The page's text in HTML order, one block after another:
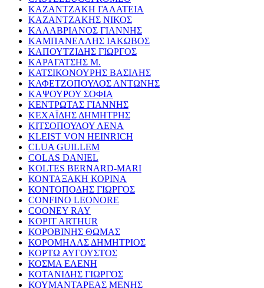
ΚΑΖΑΝΤΖΑΚΗ ΓΑΛΑΤΕΙΑ
ΚΑΖΑΝΤΖΑΚΗΣ ΝΙΚΟΣ
ΚΑΛΑΒΡΙΑΝΟΣ ΓΙΑΝΝΗΣ
ΚΑΜΠΑΝΕΛΛΗΣ ΙΑΚΩΒΟΣ
ΚΑΠΟΥΤΖΙΔΗΣ ΓΙΩΡΓΟΣ
ΚΑΡΑΓΑΤΣΗΣ Μ.
ΚΑΤΣΙΚΟΝΟΥΡΗΣ ΒΑΣΙΛΗΣ
ΚΑΦΕΤΖΟΠΟΥΛΟΣ ΑΝΤΩΝΗΣ
ΚΑΨΟΥΡΟΥ ΣΟΦΙΑ
ΚΕΝΤΡΩΤΑΣ ΓΙΑΝΝΗΣ
ΚΕΧΑΪΔΗΣ ΔΗΜΗΤΡΗΣ
ΚΙΤΣΟΠΟΥΛΟΥ ΛΕΝΑ
KLEIST VON HEINRICH
CLUA GUILLEM
COLAS DANIEL
KOLTES BERNARD-MARI
ΚΟΝΤΑΞΑΚΗ ΚΟΡΙΝΑ
ΚΟΝΤΟΠΟΔΗΣ ΓΙΩΡΓΟΣ
CONFINO LEONORE
COONEY RAY
KOPIT ARTHUR
ΚΟΡΟΒΙΝΗΣ ΘΩΜΑΣ
ΚΟΡΟΜΗΛΑΣ ΔΗΜΗΤΡΙΟΣ
ΚΟΡΤΩ ΑΥΓΟΥΣΤΟΣ
ΚΟΣΜΑ ΕΛΕΝΗ
ΚΟΤΑΝΙΔΗΣ ΓΙΩΡΓΟΣ
ΚΟΥΜΑΝΤΑΡΕΑΣ ΜΕΝΗΣ